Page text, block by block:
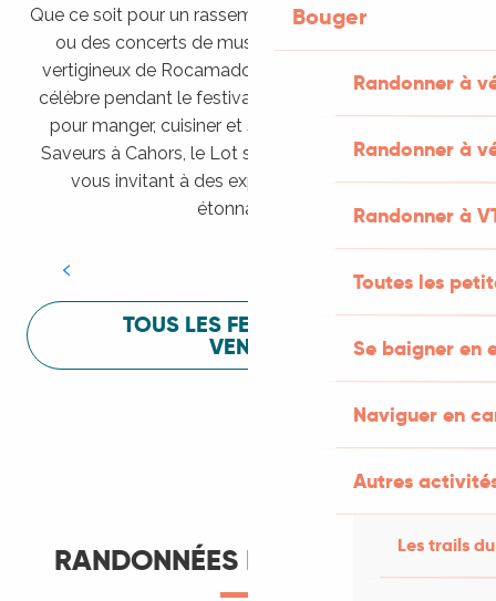
Bouger
Randonner à
Randonner à
Randonner à
Toutes les
Se baigner en
Naviguer en
Autres
Les trails
Que ce soit pour un rassemblement de montgolfières
ou des concerts de musique sacrée dans le site
vertigineux de Rocamadour, pour écouter un opéra
célèbre pendant le festival de Saint-Céré ou encore
pour manger, cuisiner et s’amuser pendant Lot of
Saveurs à Cahors, le Lot sait vous mettre à l’aise en
vous invitant à des expériences sensorielles
étonnantes !
Festival Lot of Saveurs
TOUS LES FESTIVALS À
VENIR
RANDONNÉES ET ITINÉRANCE